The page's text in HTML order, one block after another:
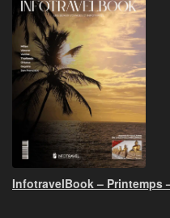
InfotravelBook – Printemps